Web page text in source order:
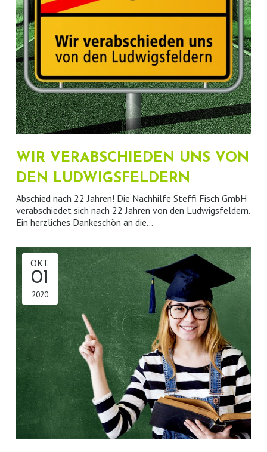
WIR VERABSCHIEDEN UNS VON
DEN LUDWIGSFELDERN
Abschied nach 22 Jahren! Die Nachhilfe Steffi Fisch GmbH
verabschiedet sich nach 22 Jahren von den Ludwigsfeldern.
Ein herzliches Dankeschön an die…
OKT.
01
2020